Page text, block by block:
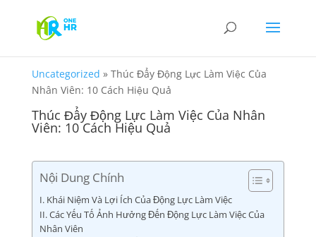
Uncategorized » Thúc Đẩy Động Lực Làm Việc Của
Nhân Viên: 10 Cách Hiệu Quả
Thúc Đẩy Động Lực Làm Việc Của Nhân
Viên: 10 Cách Hiệu Quả
Nội Dung Chính
I. Khái Niệm Và Lợi Ích Của Động Lực Làm Việc
II. Các Yếu Tố Ảnh Hưởng Đến Động Lực Làm Việc Của
Nhân Viên